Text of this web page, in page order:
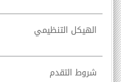
الهيكل التنظيمي
شروط التقدم